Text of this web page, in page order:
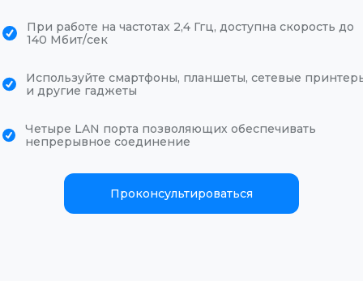
При работе на частотах 2,4 Ггц, доступна скорость до
140 Мбит/сек
Используйте смартфоны, планшеты, сетевые
и другие гаджеты
Четыре LAN порта позволяющих обеспечивать
непрерывное соединение
Проконсультироваться